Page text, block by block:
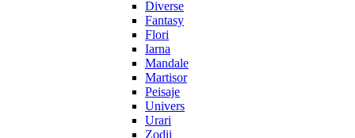
Diverse
Fantasy
Flori
Iarna
Mandale
Martisor
Peisaje
Univers
Urari
Zodii